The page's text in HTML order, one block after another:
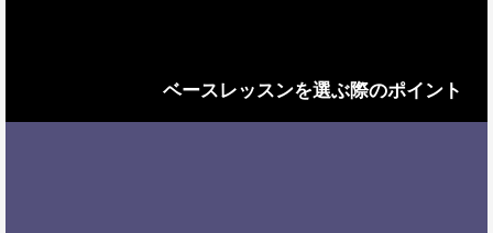
ベースレッスンを選ぶ際のポイント